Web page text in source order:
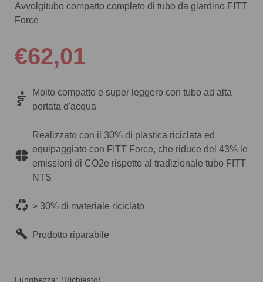
Avvolgitubo compatto completo di tubo da giardino FITT
Force
€62,01
Molto compatto e super leggero con tubo ad alta
portata d'acqua
Realizzato con il 30% di plastica riciclata ed
equipaggiato con FITT Force, che riduce del 43% le
emissioni di CO2e rispetto al tradizionale tubo FITT
NTS
> 30% di materiale riciclato
Prodotto riparabile
Lunghezza: (Richiesto)